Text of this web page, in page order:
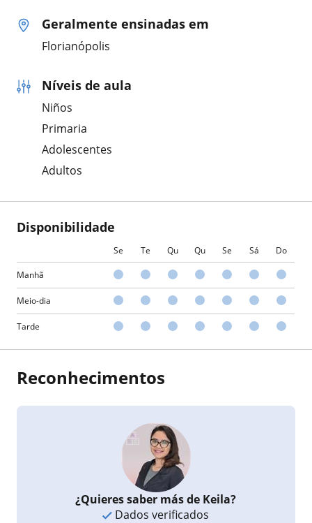
Geralmente ensinadas em
Florianópolis
Níveis de aula
Niños
Primaria
Adolescentes
Adultos
Disponibilidade
Se Te Qu Qu Se Sá Do
Manhã
Meio-dia
Tarde
Reconhecimentos
¿Quieres saber más de Keila?
Dados verificados